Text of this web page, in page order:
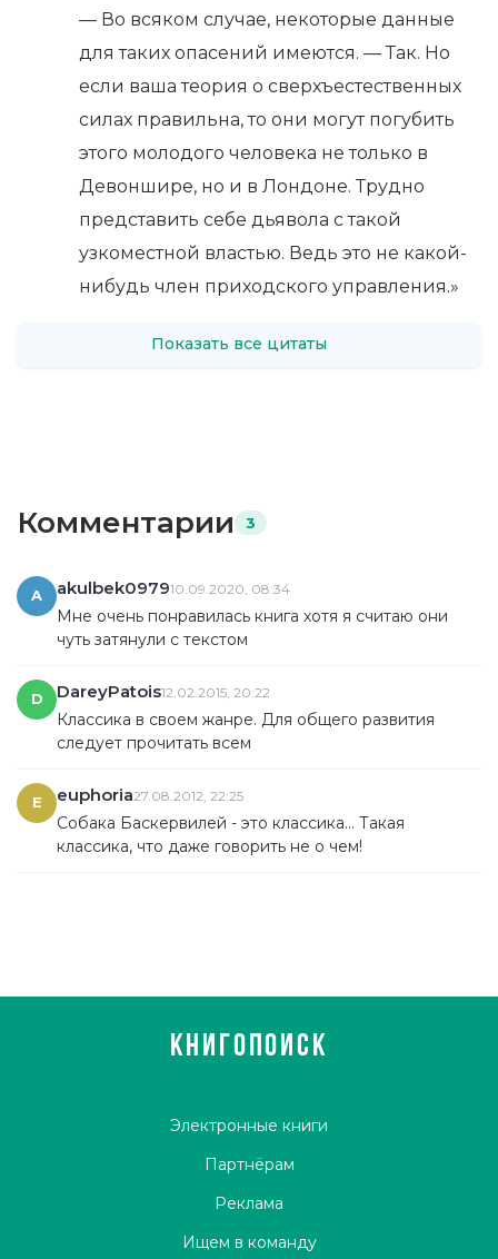
— Во всяком случае, некоторые данные
для таких опасений имеются. — Так. Но
если ваша теория о сверхъестественных
силах правильна, то они могут погубить
этого молодого человека не только в
Девоншире, но и в Лондоне. Трудно
представить себе дьявола с такой
узкоместной властью. Ведь это не какой-
нибудь член приходского управления.»
Показать все цитаты
Комментарии 3
A akulbek097910.09.2020, 08:34
Мне очень понравилась книга хотя я считаю они
чуть затянули с текстом
D DareyPatois12.02.2015, 20:22
Классика в своем жанре. Для общего развития
следует прочитать всем
E euphoria27.08.2012, 22:25
Собака Баскервилей - это классика... Такая
классика, что даже говорить не о чем!
КНИГОПОИСК
Электронные книги
Партнёрам
Реклама
Ищем в команду